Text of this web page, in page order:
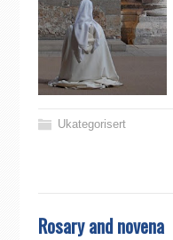
Ukategorisert
Rosary and novena